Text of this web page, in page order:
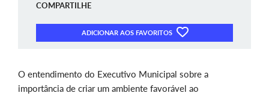
COMPARTILHE
ADICIONAR AOS FAVORITOS
O entendimento do Executivo Municipal sobre a
importância de criar um ambiente favorável ao